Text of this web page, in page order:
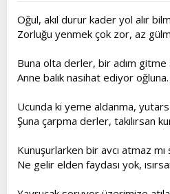
l
a
t
n
a
i
i
Oğul, akıl durur kader yol alır
Zorluğu yenmek çok zor, az
Buna olta derler, bir adım gitme
Anne balık nasihat ediyor oğluna.
Ucunda ki yeme aldanma,
Şuna çarpma derler, takılırsan
Kunuşurlarken bir avcı atmaz mı
Ne gelir elden faydası yok,